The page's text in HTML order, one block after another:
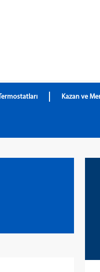
Kazan ve